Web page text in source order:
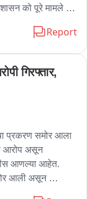
को पूरे मामले में
होती हैं और ऐसे
ऐसी हो कि भविष्य
टिप्पणी करने से
का इस्तेमाल
तरह की
Report
गिरफ्तार,
प्रकरण समोर आला
आरोप असून
आणल्या आहेत.
आली असून